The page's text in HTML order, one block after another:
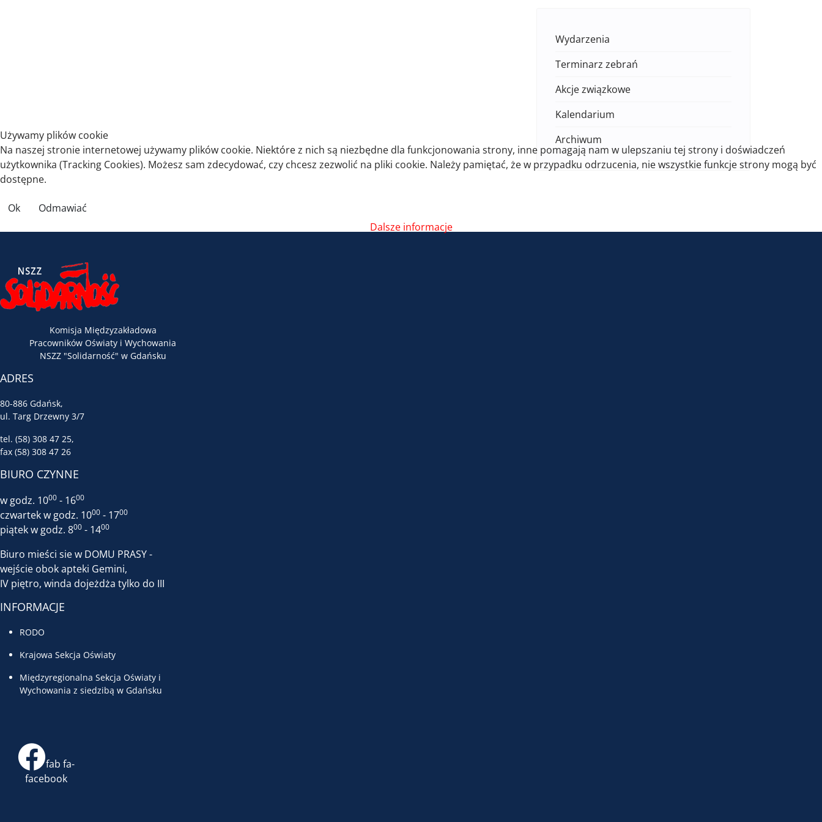
Wydarzenia
Terminarz zebrań
Akcje związkowe
Kalendarium
Archiwum
Komisja Międzyzakładowa
Pracowników Oświaty i Wychowania
NSZZ "Solidarność" w Gdańsku
ADRES
80-886 Gdańsk,
ul. Targ Drzewny 3/7
tel. (58) 308 47 25,
fax (58) 308 47 26
BIURO CZYNNE
w godz. 1000 - 1600
czwartek w godz. 1000 - 1700
piątek w godz. 800 - 1400
Biuro mieści sie w DOMU PRASY -
wejście obok apteki Gemini,
IV piętro, winda dojeżdża tylko do III
INFORMACJE
RODO
Krajowa Sekcja Oświaty
Międzyregionalna Sekcja Oświaty i
Wychowania z siedzibą w Gdańsku
fab fa-
facebook
Używamy plików cookie
Na naszej stronie internetowej używamy plików cookie. Niektóre z nich są niezbędne dla funkcjonowania strony, inne pomagają nam w ulepszaniu tej strony i doświadczeń
użytkownika (Tracking Cookies). Możesz sam zdecydować, czy chcesz zezwolić na pliki cookie. Należy pamiętać, że w przypadku odrzucenia, nie wszystkie funkcje strony mogą być
dostępne.
Ok
Odmawiać
Dalsze informacje